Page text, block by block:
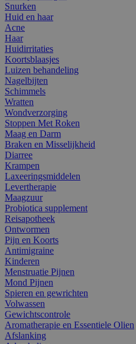
Snurken
Huid en haar
Acne
Haar
Huidirritaties
Koortsblaasjes
Luizen behandeling
Nagelbijten
Schimmels
Wratten
Wondverzorging
Stoppen Met Roken
Maag en Darm
Braken en Misselijkheid
Diarree
Krampen
Laxeeringsmiddelen
Levertherapie
Maagzuur
Probiotica supplement
Reisapotheek
Ontwormen
Pijn en Koorts
Antimigraine
Kinderen
Menstruatie Pijnen
Mond Pijnen
Spieren en gewrichten
Volwassen
Gewichtscontrole
Aromatherapie en Essentiele Olien
Afslanking